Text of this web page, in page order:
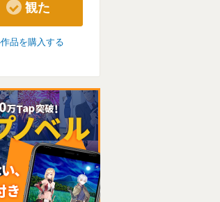
観た
作品を購入する